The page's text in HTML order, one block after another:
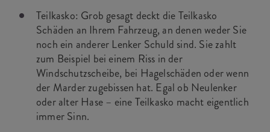
Teilkasko: Grob gesagt deckt die Teilkasko
Schäden an Ihrem Fahrzeug, an denen weder Sie
noch ein anderer Lenker Schuld sind. Sie zahlt
zum Beispiel bei einem Riss in der
Windschutzscheibe, bei Hagelschäden oder wenn
der Marder zugebissen hat. Egal ob Neulenker
oder alter Hase – eine Teilkasko macht eigentlich
immer Sinn.